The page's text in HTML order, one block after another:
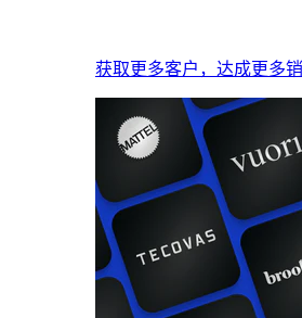
获取更多客户，达成更多销